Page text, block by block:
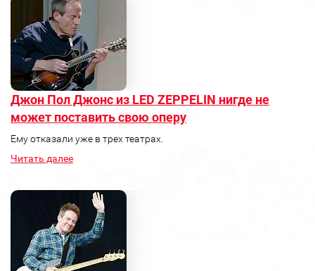
Джон Пол Джонс из LED ZEPPELIN нигде не
может поставить свою оперу
Ему отказали уже в трех театрах.
Читать далее